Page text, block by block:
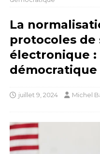
La
protocoles
électronique
démocratique
juillet 9, 2024 Michel